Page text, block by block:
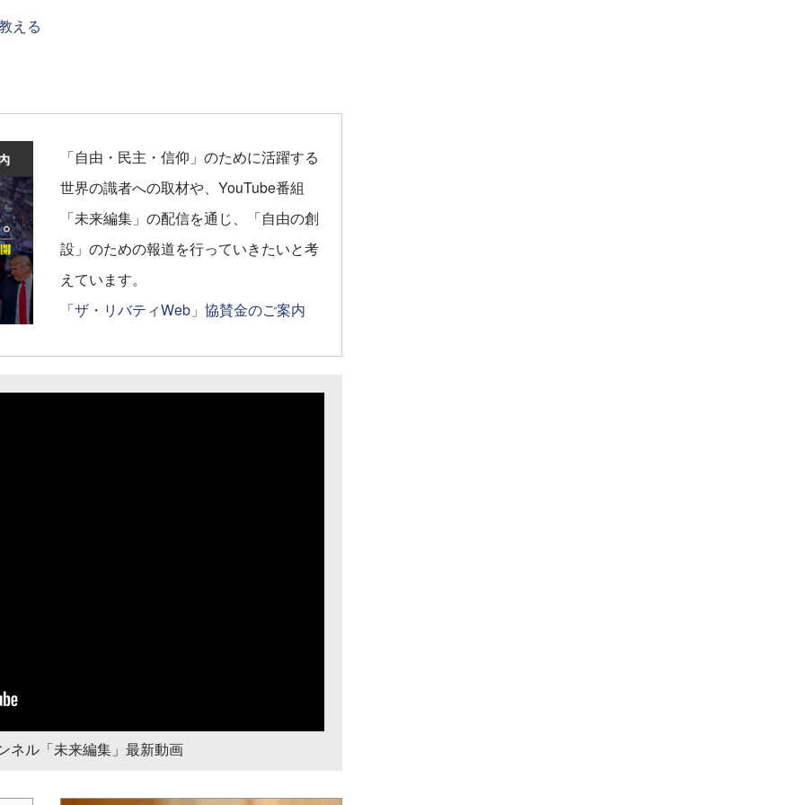
える
「自由・民主・信仰」のために活躍する
世界の識者への取材や、YouTube番組
「未来編集」の配信を通じ、「自由の創
設」のための報道を行っていきたいと考
えています。
「ザ・リバティWeb」協賛金のご案内
ネル「未来編集」最新動画